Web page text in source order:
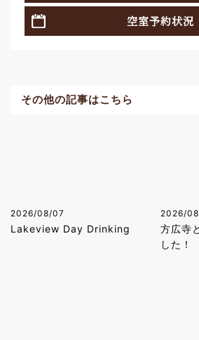
空室予約状況
その他の記事はこちら
2026/08/07
Lakeview Day Drinking
2026/
方広寺
した！